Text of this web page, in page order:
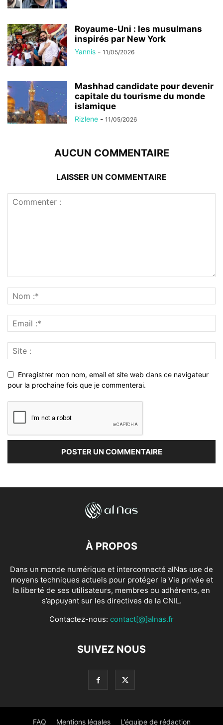
Royaume-Uni : les musulmans
inspirés par New York
Yannis - 11/05/2026
Mashhad candidate pour devenir
capitale du tourisme du monde
islamique
Rizlene - 11/05/2026
AUCUN COMMENTAIRE
LAISSER UN COMMENTAIRE
Enregistrer mon nom, email et site web dans ce navigateur
pour la prochaine fois que je commenterai.
À PROPOS
Dans un monde numérique et interconnecté alNas use de
moyens techniques actuels pour protéger la Vie privée et
la liberté de ses utilisateurs, membres ou adhérents, en
s’appuyant sur les directives de la CNIL.
Contactez-nous: contact[@]alnas.fr
SUIVEZ NOUS
FAQ Mentions légales L’équipe de rédaction